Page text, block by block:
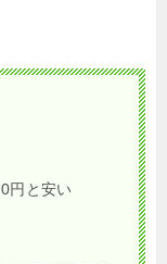
円と安い